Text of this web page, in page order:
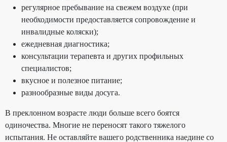
регулярное пребывание на свежем воздухе (при
необходимости предоставляется сопровождение и
инвалидные коляски);
ежедневная диагностика;
консультации терапевта и других профильных
специалистов;
вкусное и полезное питание;
разнообразные виды досуга.
В преклонном возрасте люди больше всего боятся
одиночества. Многие не переносят такого тяжелого
испытания. Не оставляйте вашего родственника наедине со